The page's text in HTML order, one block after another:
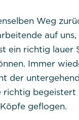
Weg
auf
ein richtig lauer
Immer
der
richtig
geflogen.
ID eines
alle